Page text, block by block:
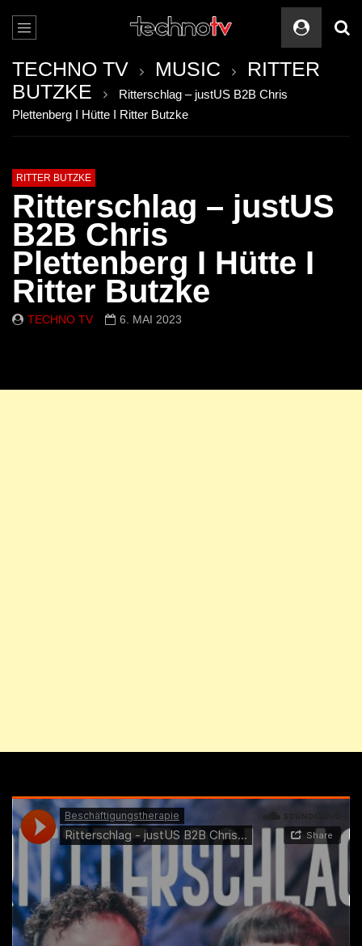
TECHNO TV MUSIC
RITTER
BUTZKE
Ritterschlag – justUS B2B Chris
Plettenberg I Hütte I Ritter Butzke
RITTER BUTZKE
Ritterschlag – justUS
B2B Chris
Plettenberg I Hütte I
Ritter Butzke
TECHNO TV 6. MAI 2023